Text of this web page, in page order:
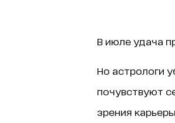
В июле удача
Но астрологи
почувствуют
зрения